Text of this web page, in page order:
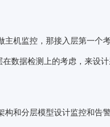
主机监控，那接入层第一个
数据检测上的考虑，来设
构和分层模型设计监控和告